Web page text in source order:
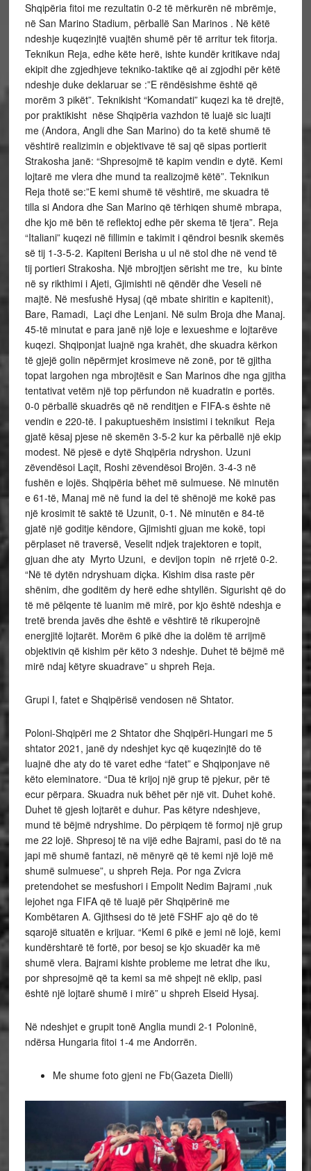
Shqipëria fitoi me rezultatin 0-2 të mërkurën në mbrëmje,
në San Marino Stadium, përballë San Marinos . Në këtë
ndeshje kuqezinjtë vuajtën shumë për të arritur tek fitorja.
Teknikun Reja, edhe këte herë, ishte kundër kritikave ndaj
ekipit dhe zgjedhjeve tekniko-taktike që ai zgjodhi për këtë
ndeshje duke deklaruar se :”E rëndësishme është që
morëm 3 pikët”. Teknikisht “Komandati” kuqezi ka të drejtë,
por praktikisht nëse Shqipëria vazhdon të luajë sic luajti
me (Andora, Angli dhe San Marino) do ta ketë shumë të
vështirë realizimin e objektivave të saj që sipas portierit
Strakosha janë: “Shpresojmë të kapim vendin e dytë. Kemi
lojtarë me vlera dhe mund ta realizojmë këtë”. Teknikun
Reja thotë se:”E kemi shumë të vështirë, me skuadra të
tilla si Andora dhe San Marino që tërhiqen shumë mbrapa,
dhe kjo më bën të reflektoj edhe për skema të tjera”. Reja
“Italiani” kuqezi në fillimin e takimit i qëndroi besnik skemës
së tij 1-3-5-2. Kapiteni Berisha u ul në stol dhe në vend të
tij portieri Strakosha. Një mbrojtjen sërisht me tre, ku binte
në sy rikthimi i Ajeti, Gjimishti në qëndër dhe Veseli në
majtë. Në mesfushë Hysaj (që mbate shiritin e kapitenit),
Bare, Ramadi, Laçi dhe Lenjani. Në sulm Broja dhe Manaj.
45-të minutat e para janë një loje e lexueshme e lojtarëve
kuqezi. Shqiponjat luajnë nga krahët, dhe skuadra kërkon
të gjejë golin nëpërmjet krosimeve në zonë, por të gjitha
topat largohen nga mbrojtësit e San Marinos dhe nga gjitha
tentativat vetëm një top përfundon në kuadratin e portës.
0-0 përballë skuadrës që në renditjen e FIFA-s ështe në
vendin e 220-të. I pakuptueshëm insistimi i teknikut Reja
gjatë kësaj pjese në skemën 3-5-2 kur ka përballë një ekip
modest. Në pjesë e dytë Shqipëria ndryshon. Uzuni
zëvendësoi Laçit, Roshi zëvendësoi Brojën. 3-4-3 në
fushën e lojës. Shqipëria bëhet më sulmuese. Në minutën
e 61-të, Manaj më në fund ia del të shënojë me kokë pas
një krosimit të saktë të Uzunit, 0-1. Në minutën e 84-të
gjatë një goditje këndore, Gjimishti gjuan me kokë, topi
përplaset në traversë, Veselit ndjek trajektoren e topit,
gjuan dhe aty Myrto Uzuni, e devijon topin në rrjetë 0-2.
“Në të dytën ndryshuam diçka. Kishim disa raste për
shënim, dhe goditëm dy herë edhe shtyllën. Sigurisht që do
të më pëlqente të luanim më mirë, por kjo është ndeshja e
tretë brenda javës dhe është e vështirë të rikuperojnë
energjitë lojtarët. Morëm 6 pikë dhe ia dolëm të arrijmë
objektivin që kishim për këto 3 ndeshje. Duhet të bëjmë më
mirë ndaj këtyre skuadrave” u shpreh Reja.
Grupi I, fatet e Shqipërisë vendosen në Shtator.
Poloni-Shqipëri me 2 Shtator dhe Shqipëri-Hungari me 5
shtator 2021, janë dy ndeshjet kyc që kuqezinjtë do të
luajnë dhe aty do të varet edhe “fatet” e Shqiponjave në
këto eleminatore. “Dua të krijoj një grup të pjekur, për të
ecur përpara. Skuadra nuk bëhet për një vit. Duhet kohë.
Duhet të gjesh lojtarët e duhur. Pas këtyre ndeshjeve,
mund të bëjmë ndryshime. Do përpiqem të formoj një grup
me 22 lojë. Shpresoj të na vijë edhe Bajrami, pasi do të na
japi më shumë fantazi, në mënyrë që të kemi një lojë më
shumë sulmuese”, u shpreh Reja. Por nga Zvicra
pretendohet se mesfushori i Empolit Nedim Bajrami ,nuk
lejohet nga FIFA që të luajë për Shqipërinë me
Kombëtaren A. Gjithsesi do të jetë FSHF ajo që do të
sqarojë situatën e krijuar. “Kemi 6 pikë e jemi në lojë, kemi
kundërshtarë të fortë, por besoj se kjo skuadër ka më
shumë vlera. Bajrami kishte probleme me letrat dhe iku,
por shpresojmë që ta kemi sa më shpejt në eklip, pasi
është një lojtarë shumë i mirë” u shpreh Elseid Hysaj.
Në ndeshjet e grupit tonë Anglia mundi 2-1 Poloninë,
ndërsa Hungaria fitoi 1-4 me Andorrën.
Me shume foto gjeni ne Fb(Gazeta Dielli)